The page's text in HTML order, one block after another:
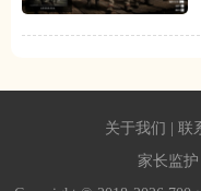
关于我们 联
家长监护